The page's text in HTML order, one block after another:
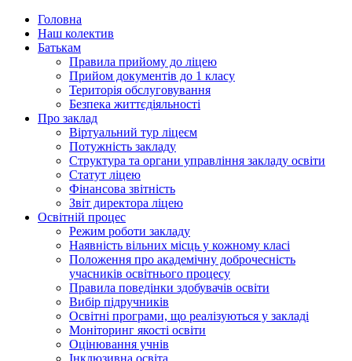
Головна
Наш колектив
Батькам
Правила прийому до ліцею
Прийом документів до 1 класу
Територія обслуговування
Безпека життєдіяльності
Про заклад
Віртуальний тур ліцеєм
Потужність закладу
Структура та органи управління закладу освіти
Статут ліцею
Фінансова звітність
Звіт директора ліцею
Освітній процес
Режим роботи закладу
Наявність вільних місць у кожному класі
Положення про академічну доброчесність
учасників освітнього процесу
Правила поведінки здобувачів освіти
Вибір підручників
Освітні програми, що реалізуються у закладі
Моніторинг якості освіти
Оцінювання учнів
Інклюзивна освіта